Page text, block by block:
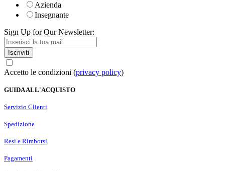
Azienda
Insegnante
Sign Up for Our Newsletter:
Iscriviti
Accetto le condizioni (privacy policy)
GUIDA ALL'ACQUISTO
Servizio Clienti
Spedizione
Resi e Rimborsi
Pagamenti